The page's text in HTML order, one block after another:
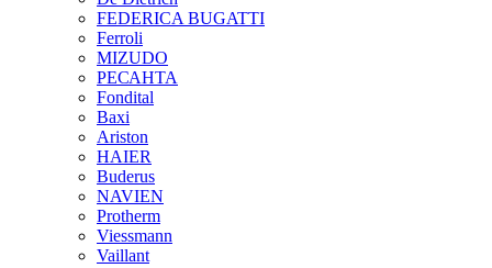
FEDERICA BUGATTI
Ferroli
MIZUDO
РЕСАНТА
Fondital
Baxi
Ariston
HAIER
Buderus
NAVIEN
Protherm
Viessmann
Vaillant